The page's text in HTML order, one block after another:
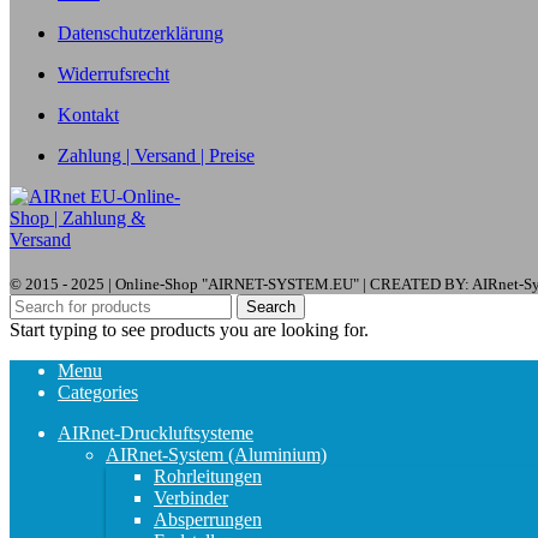
Datenschutzerklärung
Widerrufsrecht
Kontakt
Zahlung | Versand | Preise
© 2015 - 2025 | Online-Shop "AIRNET-SYSTEM.EU" | CREATED BY: AIRnet-
Search
Start typing to see products you are looking for.
Menu
Categories
AIRnet-Druckluftsysteme
AIRnet-System (Aluminium)
Rohrleitungen
Verbinder
Absperrungen